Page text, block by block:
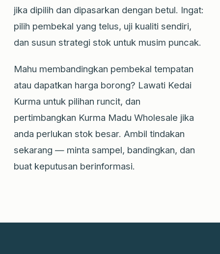
jika dipilih dan dipasarkan dengan betul. Ingat:
pilih pembekal yang telus, uji kualiti sendiri,
dan susun strategi stok untuk musim puncak.
Mahu membandingkan pembekal tempatan
atau dapatkan harga borong? Lawati Kedai
Kurma untuk pilihan runcit, dan
pertimbangkan Kurma Madu Wholesale jika
anda perlukan stok besar. Ambil tindakan
sekarang — minta sampel, bandingkan, dan
buat keputusan berinformasi.